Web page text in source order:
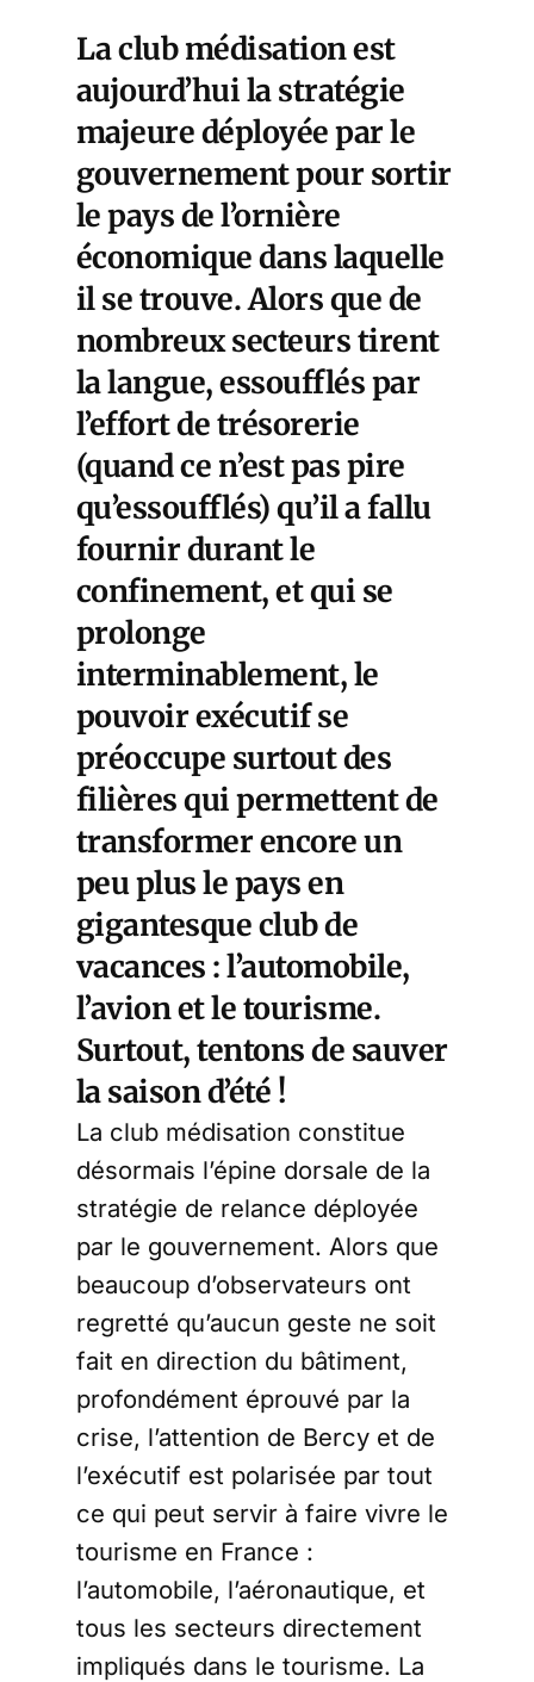
La club médisation est
aujourd’hui la stratégie
majeure déployée par le
gouvernement pour sortir
le pays de l’ornière
économique dans laquelle
il se trouve. Alors que de
nombreux secteurs tirent
la langue, essoufflés par
l’effort de trésorerie
(quand ce n’est pas pire
qu’essoufflés) qu’il a fallu
fournir durant le
confinement, et qui se
prolonge
interminablement, le
pouvoir exécutif se
préoccupe surtout des
filières qui permettent de
transformer encore un
peu plus le pays en
gigantesque club de
vacances : l’automobile,
l’avion et le tourisme.
Surtout, tentons de sauver
la saison d’été !
La club médisation constitue
désormais l’épine dorsale de la
stratégie de relance déployée
par le gouvernement. Alors que
beaucoup d’observateurs ont
regretté qu’aucun geste ne soit
fait en direction du bâtiment,
profondément éprouvé par la
crise, l’attention de Bercy et de
l’exécutif est polarisée par tout
ce qui peut servir à faire vivre le
tourisme en France :
l’automobile, l’aéronautique, et
tous les secteurs directement
impliqués dans le tourisme. La